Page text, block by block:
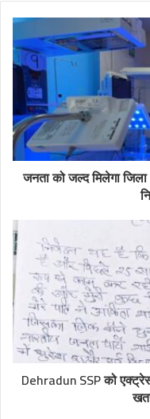
जनता को जल्द मिलेगा
Dehradun SSP को